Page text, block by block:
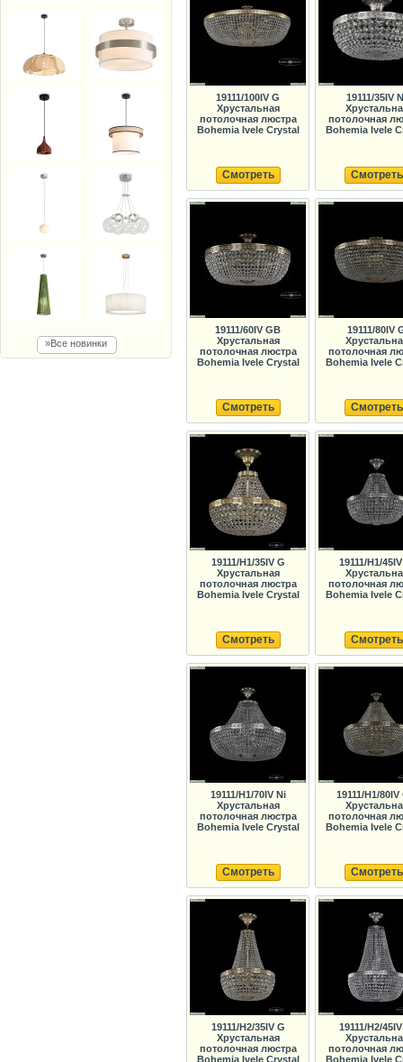
»Все новинки
19111/100IV G
Хрустальная
потолочная люстра
Bohemia Ivele Crystal
Смотреть
19111/35IV
потолочная
Bohemia Ivele
Смотреть
19111/60IV GB
Хрустальная
потолочная люстра
Bohemia Ivele Crystal
Смотреть
19111/80IV
потолочная
Bohemia Ivele
Смотреть
19111/H1/35IV G
Хрустальная
потолочная люстра
Bohemia Ivele Crystal
Смотреть
19111/H1/
потолочная
Bohemia Ivele
Смотреть
19111/H1/70IV Ni
Хрустальная
потолочная люстра
Bohemia Ivele Crystal
Смотреть
19111/H1/80IV
потолочная
Bohemia Ivele
Смотреть
19111/H2/35IV G
Хрустальная
потолочная люстра
Bohemia Ivele Crystal
19111/H2/
потолочная
Bohemia Ivele